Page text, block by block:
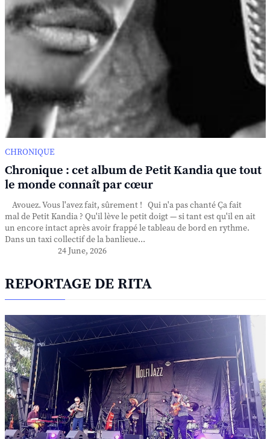
CHRONIQUE
Chronique : cet album de Petit Kandia que tout
le monde connaît par cœur
Avouez. Vous l'avez fait, sûrement ! Qui n'a pas chanté Ça fait
mal de Petit Kandia ? Qu'il lève le petit doigt — si tant est qu'il en ait
un encore intact après avoir frappé le tableau de bord en rythme.
Dans un taxi collectif de la banlieue...
24 June, 2026
REPORTAGE DE RITA